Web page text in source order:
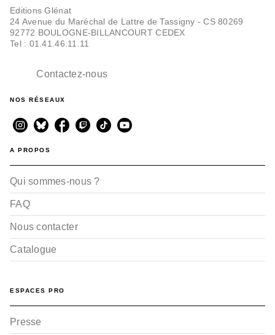
Editions Glénat
24 Avenue du Maréchal de Lattre de Tassigny - CS 80269
92772 BOULOGNE-BILLANCOURT CEDEX
Tel : 01.41.46.11.11
Contactez-nous
NOS RÉSEAUX
A PROPOS
Qui sommes-nous ?
FAQ
Nous contacter
Catalogue
ESPACES PRO
Presse